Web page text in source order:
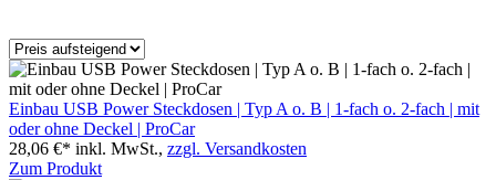
Einbau USB Power Steckdosen | Typ A o. B | 1-fach o. 2-fach | mit
oder ohne Deckel | ProCar
28,06 €* inkl. MwSt., zzgl. Versandkosten
Zum Produkt